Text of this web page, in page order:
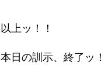
以上ッ！！
本日の訓示、終了ッ